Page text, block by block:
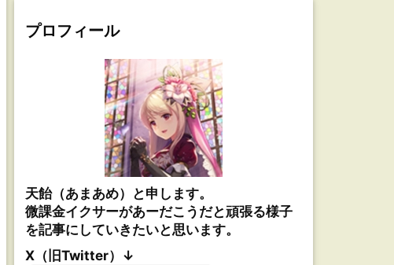
プロフィール
天飴（あまあめ）と申します。
微課金イクサーがあーだこうだと頑張る様子
を記事にしていきたいと思います。
X（旧Twitter）↓